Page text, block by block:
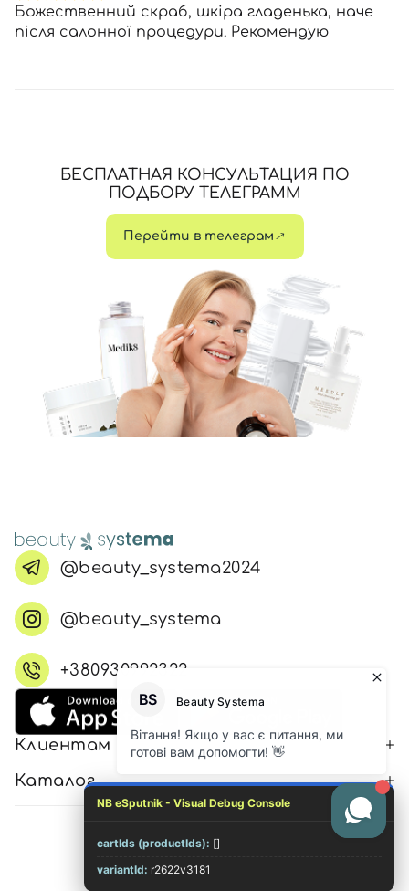
Божественний скраб, шкіра гладенька, наче
після салонної процедури. Рекомендую
БЕСПЛАТНАЯ КОНСУЛЬТАЦИЯ ПО
ПОДБОРУ ТЕЛЕГРАММ
Перейти в телеграм
@beauty_systema2024
@beauty_systema
+380930992322
Клиентам
Каталог
© 2026 Все права защищены
NB eSputnik - Visual Debug Console
cartIds (productIds): []
variantId: r2622v3181